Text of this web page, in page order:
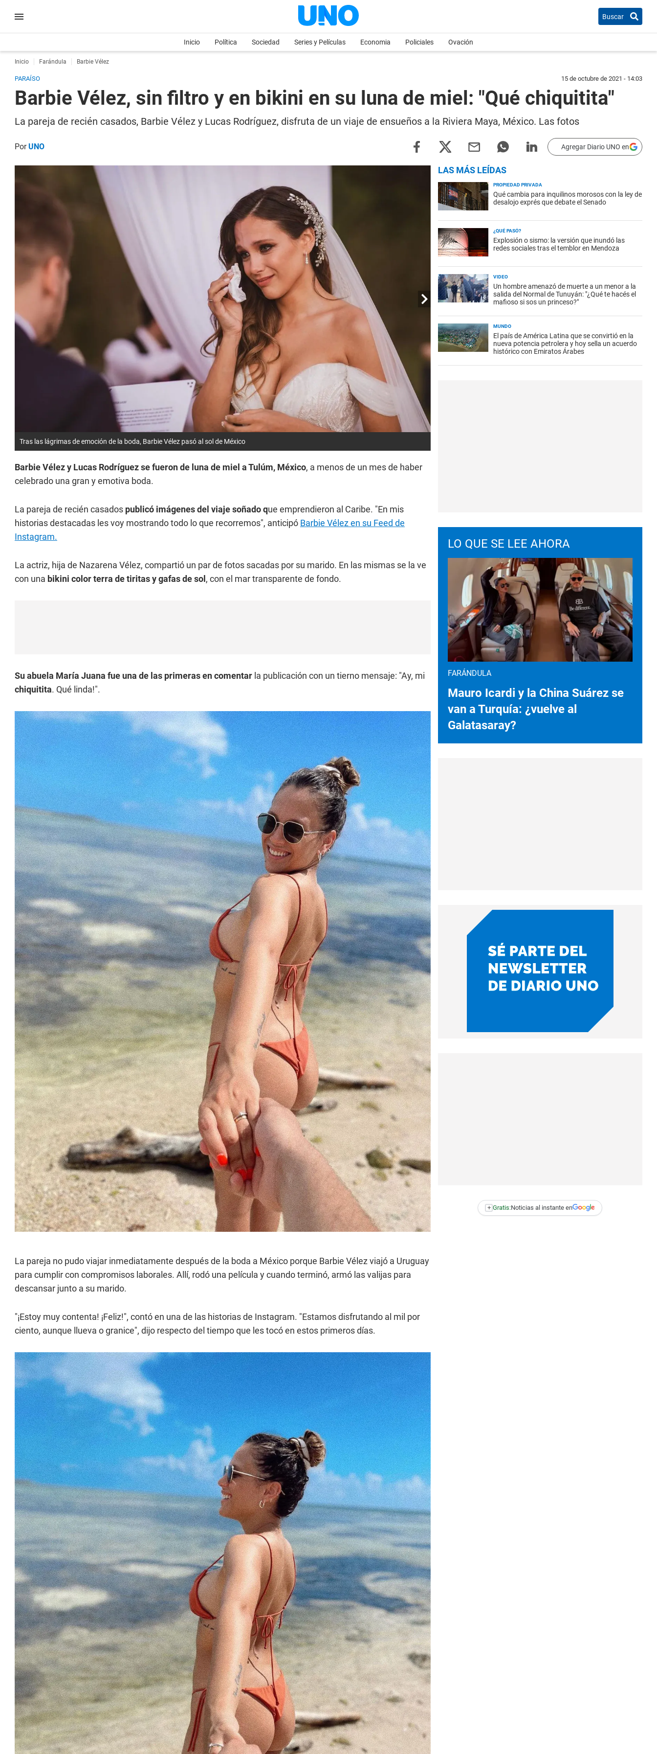
Buscar
Inicio Política Sociedad Series y Películas Economia Policiales Ovación
Inicio Farándula Barbie Vélez
PARAÍSO 15 de octubre de 2021 - 14:03
Barbie Vélez, sin filtro y en bikini en su luna de miel: "Qué chiquitita"
La pareja de recién casados, Barbie Vélez y Lucas Rodríguez, disfruta de un viaje de ensueños a la Riviera Maya, México. Las fotos
PorUNO Agregar Diario UNO en
Tras las lágrimas de emoción de la boda, Barbie Vélez pasó al sol de México
Barbie Vélez y Lucas Rodríguez se fueron de luna de miel a Tulúm, México, a menos de un mes de haber
celebrado una gran y emotiva boda.
La pareja de recién casados publicó imágenes del viaje soñado que emprendieron al Caribe. "En mis
historias destacadas les voy mostrando todo lo que recorremos", anticipó Barbie Vélez en su Feed de
Instagram.
La actriz, hija de Nazarena Vélez, compartió un par de fotos sacadas por su marido. En las mismas se la ve
con una bikini color terra de tiritas y gafas de sol , con el mar transparente de fondo.
Su abuela María Juana fue una de las primeras en comentar la publicación con un tierno mensaje: "Ay, mi
chiquitita. Qué linda!".
La pareja no pudo viajar inmediatamente después de la boda a México porque Barbie Vélez viajó a Uruguay
para cumplir con compromisos laborales. Allí, rodó una película y cuando terminó, armó las valijas para
descansar junto a su marido.
"¡Estoy muy contenta! ¡Feliz!", contó en una de las historias de Instagram. "Estamos disfrutando al mil por
ciento, aunque llueva o granice", dijo respecto del tiempo que les tocó en estos primeros días.
LAS MÁS LEÍDAS
PROPIEDAD PRIVADA
Qué cambia para inquilinos morosos con la ley de
desalojo exprés que debate el Senado
¿QUÉ PASÓ?
Explosión o sismo: la versión que inundó las
redes sociales tras el temblor en Mendoza
VIDEO
Un hombre amenazó de muerte a un menor a la
salida del Normal de Tunuyán: "¿Qué te hacés el
mafioso si sos un princeso?"
MUNDO
El país de América Latina que se convirtió en la
nueva potencia petrolera y hoy sella un acuerdo
histórico con Emiratos Árabes
LO QUE SE LEE AHORA
FARÁNDULA
Mauro Icardi y la China Suárez se
van a Turquía: ¿vuelve al
Galatasaray?
+ Gratis:Noticias al instante en